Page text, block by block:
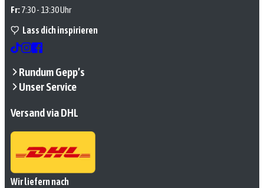
Fr:7:30 - 13:30 Uhr
Lass dich inspirieren
Rundum Gepp’s
Unser Service
Versand via DHL
Wir liefern nach